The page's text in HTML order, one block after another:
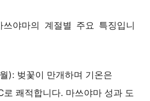
야마의 계절별 주요 특징입니
): 벚꽃이 만개하며 기온은
로 쾌적합니다. 마쓰야마 성과 도